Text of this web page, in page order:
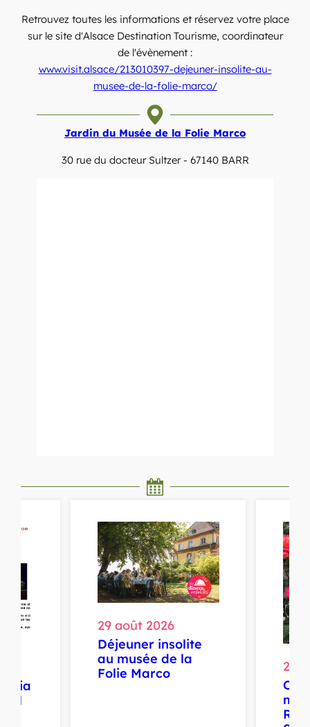
Retrouvez toutes les informations et réservez votre place
sur le site d'Alsace Destination Tourisme, coordinateur
de l'évènement :
www.visit.alsace/213010397-dejeuner-insolite-au-
musee-de-la-folie-marco/
Jardin du Musée de la Folie Marco
30 rue du docteur Sultzer - 67140 BARR
29 août 2026
Déjeuner insolite
au musée de la
Folie Marco
29